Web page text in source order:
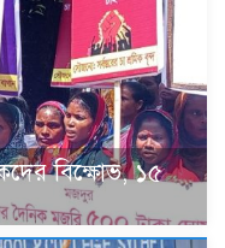
বিক্ষোভ, ১৫